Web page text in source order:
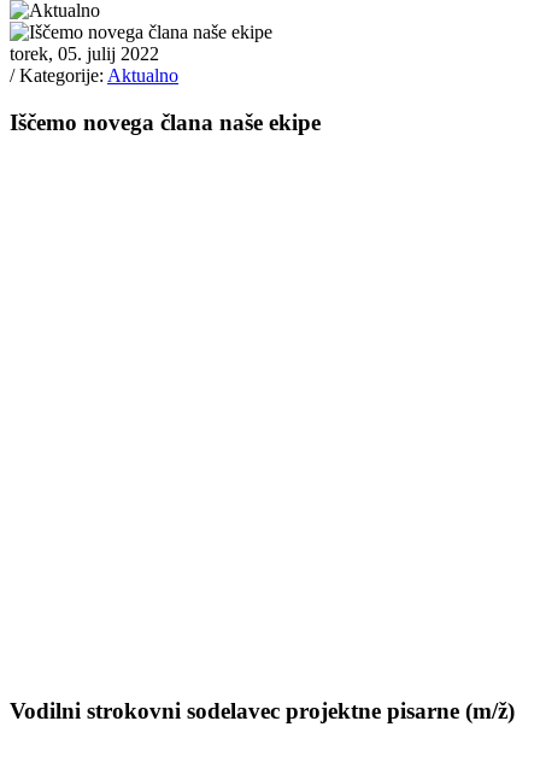
torek, 05. julij 2022
/ Kategorije: Aktualno
Iščemo novega člana naše ekipe
Vodilni strokovni sodelavec projektne pisarne (m/ž)